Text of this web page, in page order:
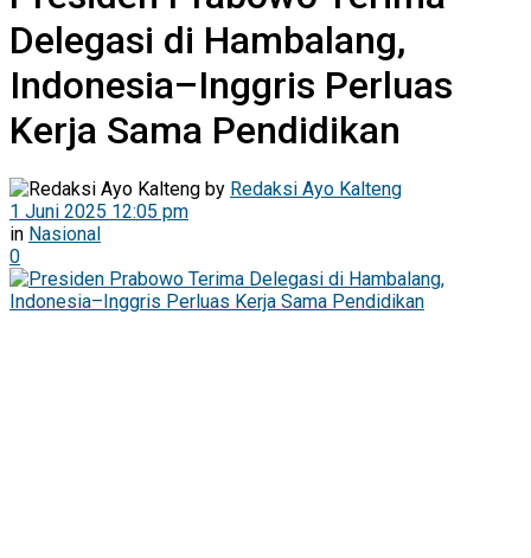
Delegasi di Hambalang,
Indonesia–Inggris Perluas
Kerja Sama Pendidikan
by Redaksi Ayo Kalteng
1 Juni 2025 12:05 pm
in Nasional
0